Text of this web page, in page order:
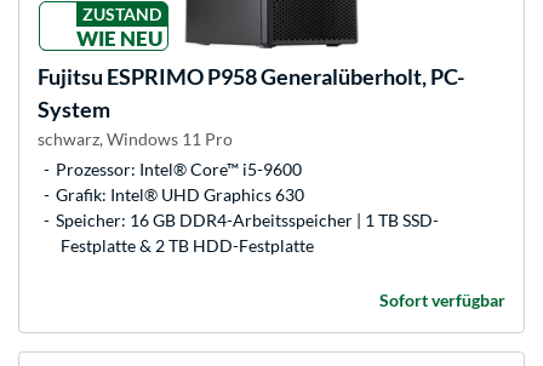
ZUSTAND
WIE NEU
Fujitsu ESPRIMO P958 Generalüberholt, PC-
System
schwarz, Windows 11 Pro
Prozessor: Intel® Core™ i5-9600
Grafik: Intel® UHD Graphics 630
Speicher: 16 GB DDR4-Arbeitsspeicher | 1 TB SSD-
Festplatte & 2 TB HDD-Festplatte
Sofort verfügbar